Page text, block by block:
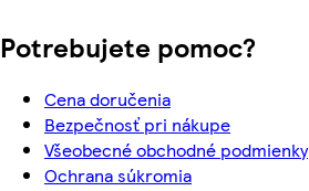
Potrebujete pomoc?
Cena doručenia
Bezpečnosť pri nákupe
Všeobecné obchodné podmienky
Ochrana súkromia